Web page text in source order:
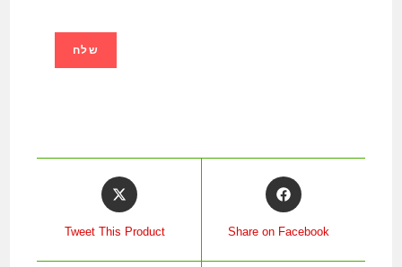
Share on Facebook
Tweet This Product